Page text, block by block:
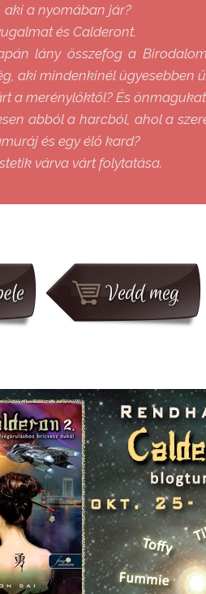
a nyomában jár?
és Calderont.
lány összefog a
aki mindenkinél ügyesebben
a merénylőktől? És
abból a harcból, ahol a
és egy élő kard?
várva várt folytatása.